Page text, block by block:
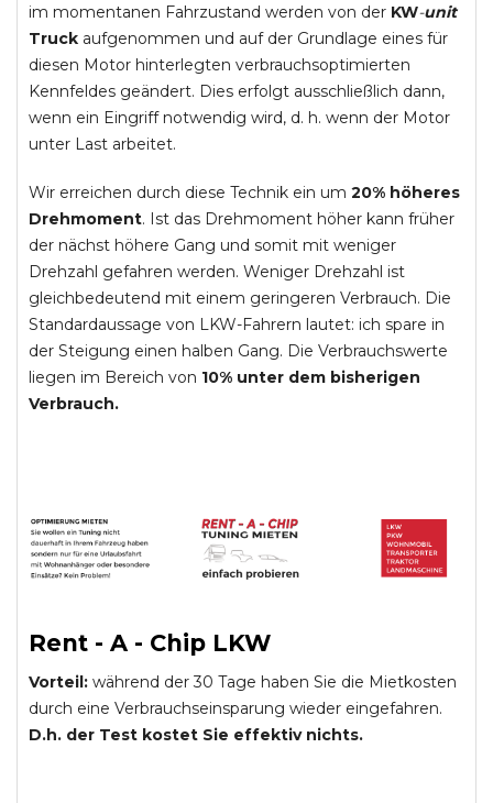
im momentanen Fahrzustand werden von der KW-unit
Truck aufgenommen und auf der Grundlage eines für
diesen Motor hinterlegten verbrauchsoptimierten
Kennfeldes geändert. Dies erfolgt ausschließlich dann,
wenn ein Eingriff notwendig wird, d. h. wenn der Motor
unter Last arbeitet.
Wir erreichen durch diese Technik ein um 20% höheres
Drehmoment. Ist das Drehmoment höher kann früher
der nächst höhere Gang und somit mit weniger
Drehzahl gefahren werden. Weniger Drehzahl ist
gleichbedeutend mit einem geringeren Verbrauch. Die
Standardaussage von LKW-Fahrern lautet: ich spare in
der Steigung einen halben Gang. Die Verbrauchswerte
liegen im Bereich von 10% unter dem bisherigen
Verbrauch.
Rent - A - Chip LKW
Vorteil: während der 30 Tage haben Sie die Mietkosten
durch eine Verbrauchseinsparung wieder eingefahren.
D.h. der Test kostet Sie effektiv nichts.